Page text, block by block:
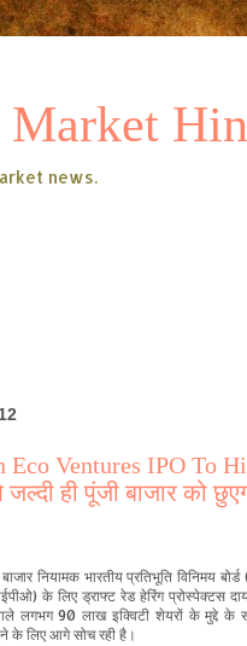
Market
news.
Eco Ventures IPO To
ही पूंजी बाजार को
बाजार नियामक भारतीय प्रतिभूति विनिमय
के लिए ड्राफ्ट रेड हेरिंग प्रोस्पेक्टस
लगभग 90 लाख इक्विटी शेयरों के मुद्दे के
के लिएआगे सोच रही है।